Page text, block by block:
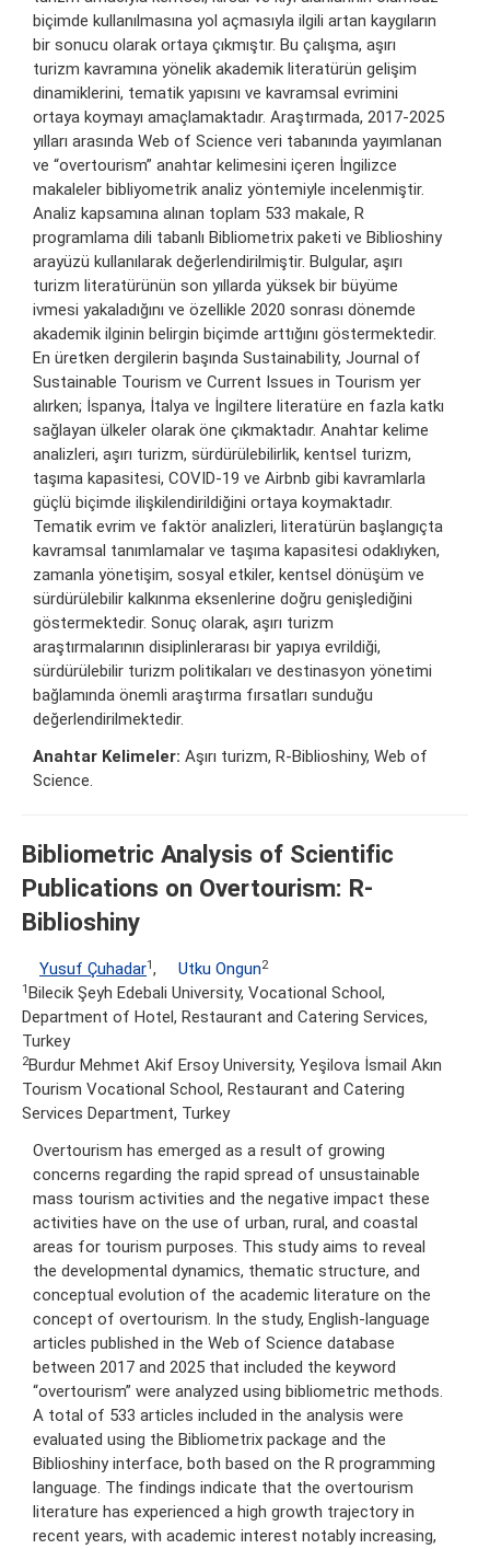
biçimde kullanılmasına yol açmasıyla ilgili artan kaygıların
bir sonucu olarak ortaya çıkmıştır. Bu çalışma, aşırı
turizm kavramına yönelik akademik literatürün gelişim
dinamiklerini, tematik yapısını ve kavramsal evrimini
ortaya koymayı amaçlamaktadır. Araştırmada, 2017-2025
yılları arasında Web of Science veri tabanında yayımlanan
ve “overtourism” anahtar kelimesini içeren İngilizce
makaleler bibliyometrik analiz yöntemiyle incelenmiştir.
Analiz kapsamına alınan toplam 533 makale, R
programlama dili tabanlı Bibliometrix paketi ve Biblioshiny
arayüzü kullanılarak değerlendirilmiştir. Bulgular, aşırı
turizm literatürünün son yıllarda yüksek bir büyüme
ivmesi yakaladığını ve özellikle 2020 sonrası dönemde
akademik ilginin belirgin biçimde arttığını göstermektedir.
En üretken dergilerin başında Sustainability, Journal of
Sustainable Tourism ve Current Issues in Tourism yer
alırken; İspanya, İtalya ve İngiltere literatüre en fazla katkı
sağlayan ülkeler olarak öne çıkmaktadır. Anahtar kelime
analizleri, aşırı turizm, sürdürülebilirlik, kentsel turizm,
taşıma kapasitesi, COVID-19 ve Airbnb gibi kavramlarla
güçlü biçimde ilişkilendirildiğini ortaya koymaktadır.
Tematik evrim ve faktör analizleri, literatürün başlangıçta
kavramsal tanımlamalar ve taşıma kapasitesi odaklıyken,
zamanla yönetişim, sosyal etkiler, kentsel dönüşüm ve
sürdürülebilir kalkınma eksenlerine doğru genişlediğini
göstermektedir. Sonuç olarak, aşırı turizm
araştırmalarının disiplinlerarası bir yapıya evrildiği,
sürdürülebilir turizm politikaları ve destinasyon yönetimi
bağlamında önemli araştırma fırsatları sunduğu
değerlendirilmektedir.
Anahtar Kelimeler: Aşırı turizm, R-Biblioshiny, Web of
Science.
Bibliometric Analysis of Scientific
Publications on Overtourism: R-
Biblioshiny
Yusuf Çuhadar1, Utku Ongun2
1 Bilecik Şeyh Edebali University, Vocational School,
Department of Hotel, Restaurant and Catering Services,
Turkey
2Burdur Mehmet Akif Ersoy University, Yeşilova İsmail Akın
Tourism Vocational School, Restaurant and Catering
Services Department, Turkey
Overtourism has emerged as a result of growing
concerns regarding the rapid spread of unsustainable
mass tourism activities and the negative impact these
activities have on the use of urban, rural, and coastal
areas for tourism purposes. This study aims to reveal
the developmental dynamics, thematic structure, and
conceptual evolution of the academic literature on the
concept of overtourism. In the study, English-language
articles published in the Web of Science database
between 2017 and 2025 that included the keyword
“overtourism” were analyzed using bibliometric methods.
A total of 533 articles included in the analysis were
evaluated using the Bibliometrix package and the
Biblioshiny interface, both based on the R programming
language. The findings indicate that the overtourism
literature has experienced a high growth trajectory in
recent years, with academic interest notably increasing,